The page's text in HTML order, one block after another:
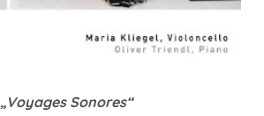
„Voyages Sonores“